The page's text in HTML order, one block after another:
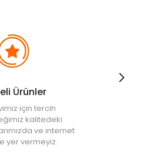
elde yıkanması tavsiye edilir.
için belirlenmiştir. Toplu alımlar
ve uygun bulunmayan siparişler
ve dijital düzenlemelere bağlı
Ürünler
için tercih
kalitedeki
ve internet
yer vermeyiz.